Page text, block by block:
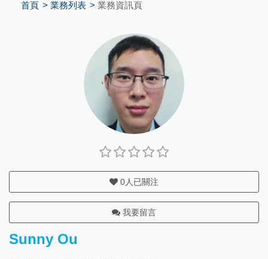
首頁 業務列表 業務資訊頁
0人已關注
我要留言
Sunny Ou